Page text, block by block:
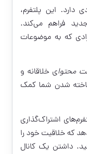
دارد. این پلتفرم،
فراهم می‌کند.
که به موضوعات
محتوای خلاقانه و
شدن شما کمک
اشتراک‌گذاری
که خلاقیت خود را
داشتن یک کانال